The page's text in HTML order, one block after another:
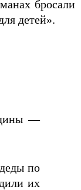
бросали
детей».
—
по
их